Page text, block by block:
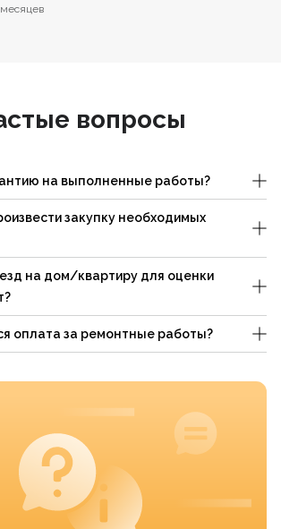
месяцев
вопросы
на выполненные работы?
закупку необходимых
на дом/квартиру для оценки
оплата за ремонтные работы?